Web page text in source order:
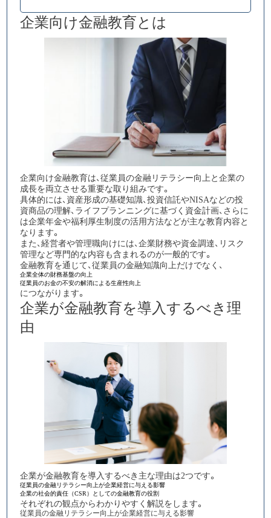
企業向け金融教育とは
企業向け金融教育は、従業員の金融リテラシー向上と企業の
成長を両立させる重要な取り組みです。
具体的には、資産形成の基礎知識、投資信託やNISAなどの投
資商品の理解、ライフプランニングに基づく資金計画、さらに
は企業年金や福利厚生制度の活用方法などが主な教育内容と
なります。
また、経営者や管理職向けには、企業財務や資金調達、リスク
管理など専門的な内容も含まれるのが一般的です。
金融教育を通じて、従業員の金融知識向上だけでなく、
企業全体の財務基盤の向上
従業員のお金の不安の解消による生産性向上
につながります。​​​​​​​​​​​​​​​​
企業が金融教育を導入するべき理
由
企業が金融教育を導入するべき主な理由は2つです。
従業員の金融リテラシー向上が企業経営に与える影響
企業の社会的責任（CSR）としての金融教育の役割
それぞれの観点からわかりやすく解説をします。
従業員の金融リテラシー向上が企業経営に与える影響